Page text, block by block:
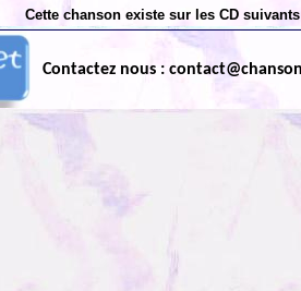
Cette chanson existe sur les CD
Contactez nous :